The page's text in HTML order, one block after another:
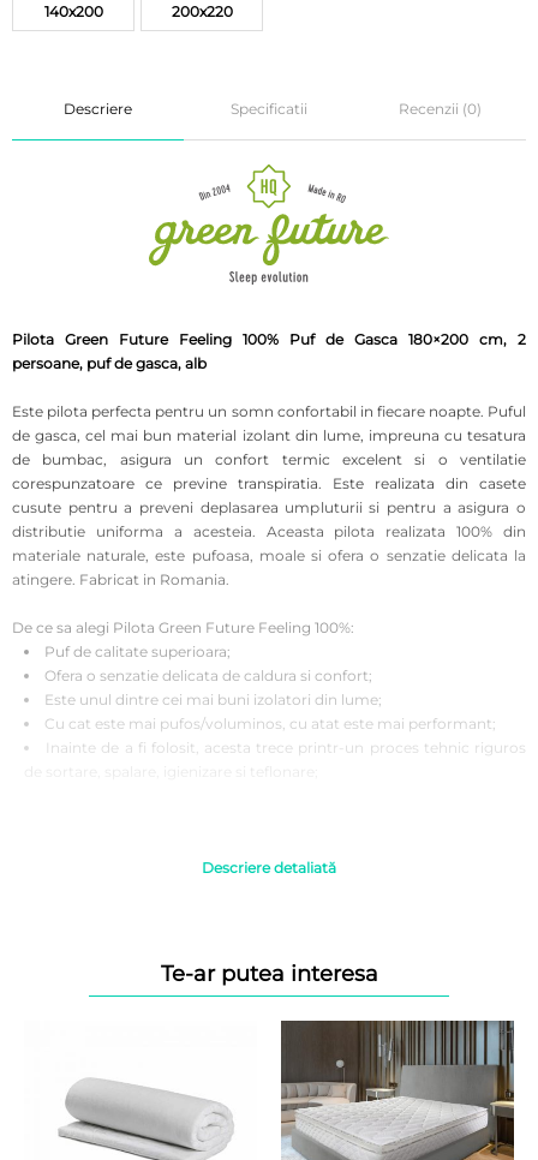
140x200 200x220
Descriere Specificatii Recenzii (0)
Pilota Green Future Feeling 100% Puf de Gasca 180×200 cm, 2
persoane, puf de gasca, alb
Este pilota perfecta pentru un somn confortabil in fiecare noapte. Puful
de gasca, cel mai bun material izolant din lume, impreuna cu tesatura
de bumbac, asigura un confort termic excelent si o ventilatie
corespunzatoare ce previne transpiratia. Este realizata din casete
cusute pentru a preveni deplasarea umpluturii si pentru a asigura o
distributie uniforma a acesteia. Aceasta pilota realizata 100% din
materiale naturale, este pufoasa, moale si ofera o senzatie delicata la
atingere. Fabricat in Romania.
De ce sa alegi Pilota Green Future Feeling 100%:
Puf de calitate superioara;
Ofera o senzatie delicata de caldura si confort;
Este unul dintre cei mai buni izolatori din lume;
Cu cat este mai pufos/voluminos, cu atat este mai performant;
Inainte de a fi folosit, acesta trece printr-un proces tehnic riguros
Puful de gasca isi mentine elasticitatea un timp mai indelungat
Se spala la 30 grade, se curata chimic. A nu se folosi inalbitor. A nu
se calca si a nu se usuca la uscator, se usuca intins.
Se recomanda utilizarea produselor intotdeauna impreuna cu
husa de acoperire.
Se recomanda spalarea husei de acoperire saptamanal.
Descriere detaliată
Te-ar putea interesa